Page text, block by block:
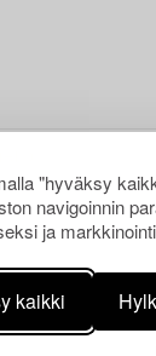
"hyväksy
navigoinnin
ja
kaikki